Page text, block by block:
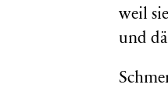
weil
und